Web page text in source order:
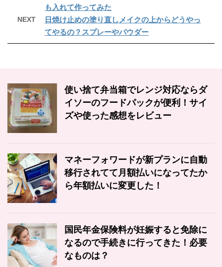
も入れて作ってみた
NEXT
日焼け止めの塗り直しメイクの上からどうやっ
てやるの？スプレーやパウダー
使い捨て弁当箱でレンジ対応ならダ
イソーのフードパックが便利！サイ
ズや使った感想をレビュー
マネーフォワードが新プランに自動
移行されてて月額払いになってたか
ら年額払いに変更した！
国民年金保険料が妊娠すると免除に
なるので手続きに行ってきた！必要
なものは？